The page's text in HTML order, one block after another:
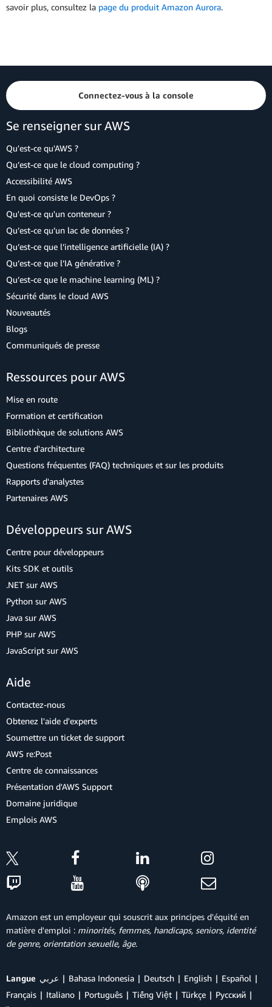
savoir plus, consultez la page du produit Amazon Aurora.
Connectez-vous à la console
Se renseigner sur AWS
Qu'est-ce qu'AWS ?
Qu’est-ce que le cloud computing ?
Accessibilité AWS
En quoi consiste le DevOps ?
Qu'est-ce qu'un conteneur ?
Qu’est-ce qu’un lac de données ?
Qu’est-ce que l’intelligence artificielle (IA) ?
Qu’est-ce que l’IA générative ?
Qu’est-ce que le machine learning (ML) ?
Sécurité dans le cloud AWS
Nouveautés
Blogs
Communiqués de presse
Ressources pour AWS
Mise en route
Formation et certification
Bibliothèque de solutions AWS
Centre d'architecture
Questions fréquentes (FAQ) techniques et sur les produits
Rapports d'analystes
Partenaires AWS
Développeurs sur AWS
Centre pour développeurs
Kits SDK et outils
.NET sur AWS
Python sur AWS
Java sur AWS
PHP sur AWS
JavaScript sur AWS
Aide
Contactez-nous
Obtenez l'aide d'experts
Soumettre un ticket de support
AWS re:Post
Centre de connaissances
Présentation d'AWS Support
Domaine juridique
Emplois AWS
Amazon est un employeur qui souscrit aux principes d'équité en
matière d'emploi : minorités, femmes, handicaps, seniors, identité
de genre, orientation sexuelle, âge.
Langue عربي Bahasa Indonesia Deutsch English
Español
Français
Italiano Português Tiếng Việt Türkçe
Ρусский